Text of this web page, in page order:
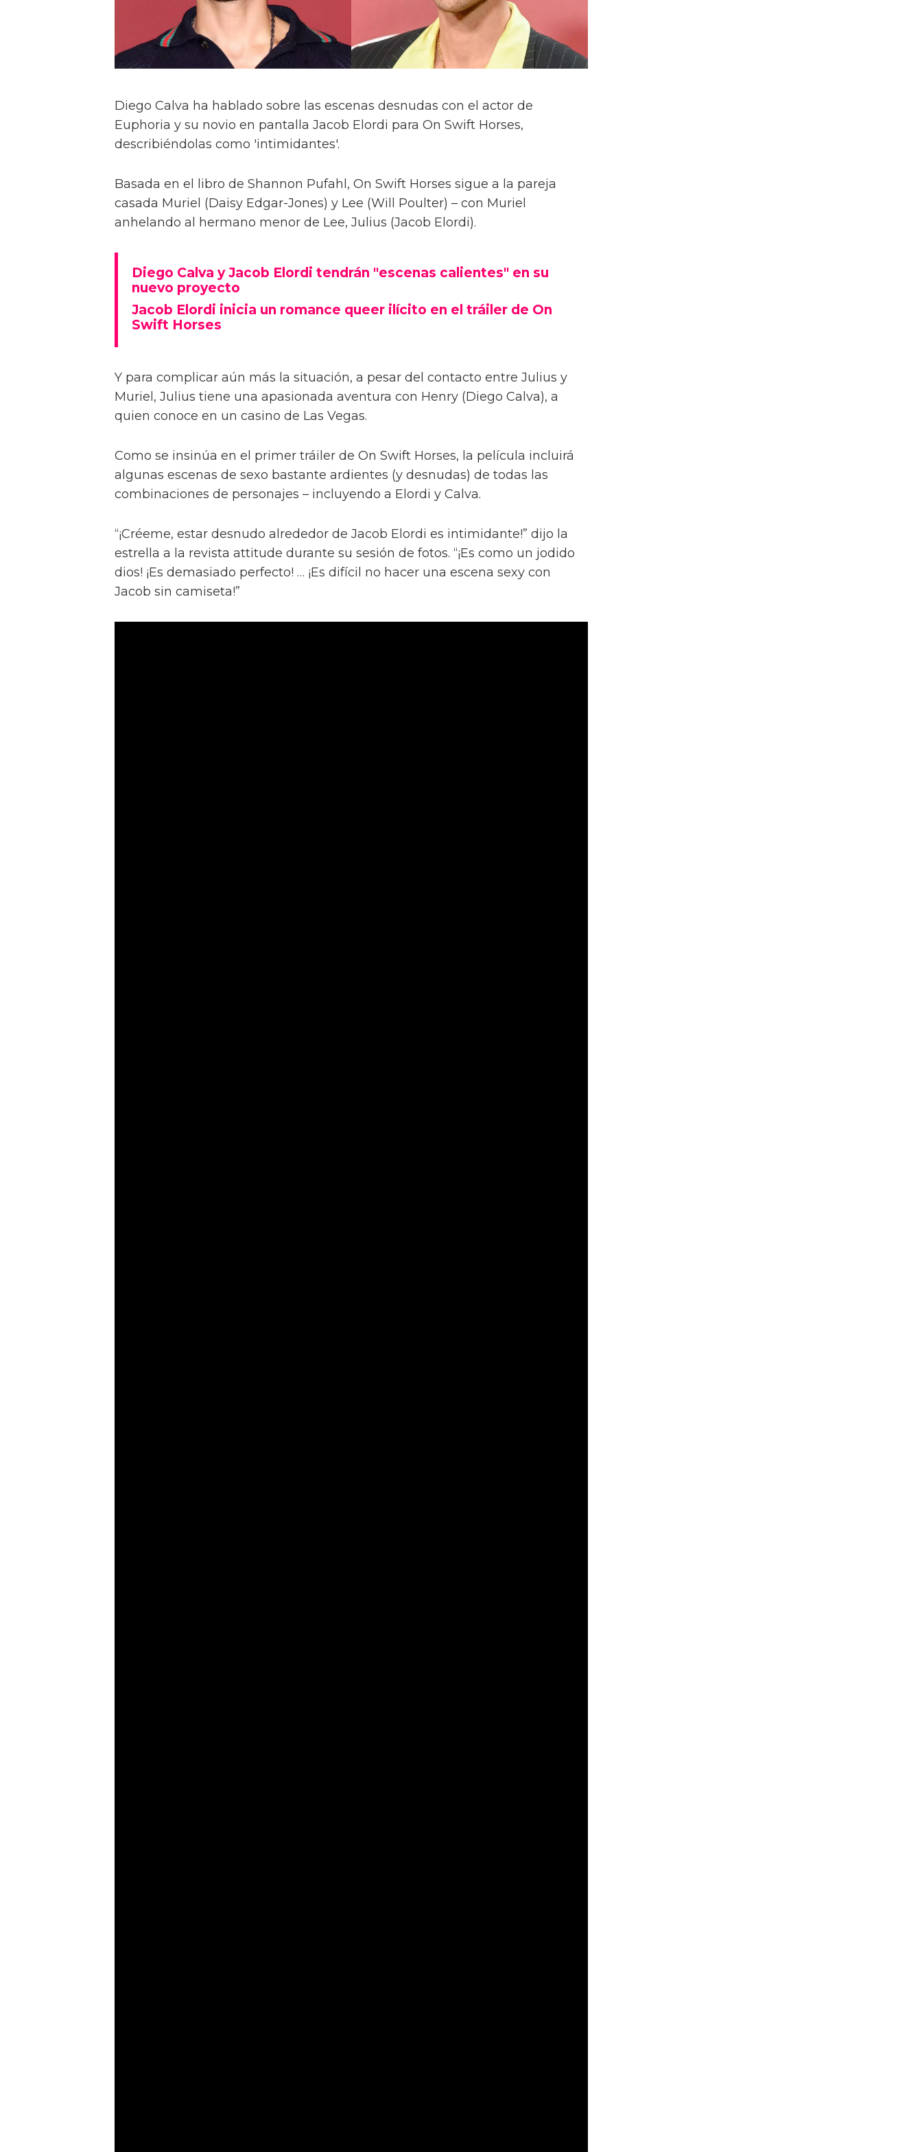
Diego Calva ha hablado sobre las escenas desnudas con el actor de
Euphoria y su novio en pantalla Jacob Elordi para On Swift Horses,
describiéndolas como 'intimidantes'.
Basada en el libro de Shannon Pufahl, On Swift Horses sigue a la pareja
casada Muriel (Daisy Edgar-Jones) y Lee (Will Poulter) – con Muriel
anhelando al hermano menor de Lee, Julius (Jacob Elordi).
Diego Calva y Jacob Elordi tendrán "escenas calientes" en su
nuevo proyecto
Jacob Elordi inicia un romance queer ilícito en el tráiler de On
Swift Horses
Y para complicar aún más la situación, a pesar del contacto entre Julius y
Muriel, Julius tiene una apasionada aventura con Henry (Diego Calva), a
quien conoce en un casino de Las Vegas.
Como se insinúa en el primer tráiler de On Swift Horses, la película incluirá
algunas escenas de sexo bastante ardientes (y desnudas) de todas las
combinaciones de personajes – incluyendo a Elordi y Calva.
“¡Créeme, estar desnudo alrededor de Jacob Elordi es intimidante!” dijo la
estrella a la revista attitude durante su sesión de fotos. “¡Es como un jodido
dios! ¡Es demasiado perfecto! … ¡Es difícil no hacer una escena sexy con
Jacob sin camiseta!”